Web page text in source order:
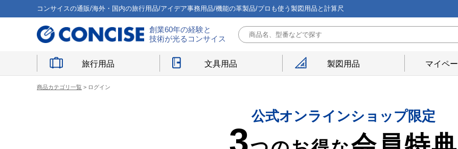
コンサイスの通販/海外・国内の旅行用品/アイデア事務用品/機能の革製品/プロも使う製図用品と計算尺
創業60年の経験と
技術が光るコンサイス
旅行用品 文具用品 製図用品 マイペ
商品カテゴリ一覧 > ログイン
公式オンラインショップ限定